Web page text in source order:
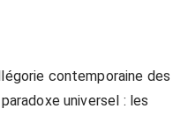
contemporaine des
universel : les